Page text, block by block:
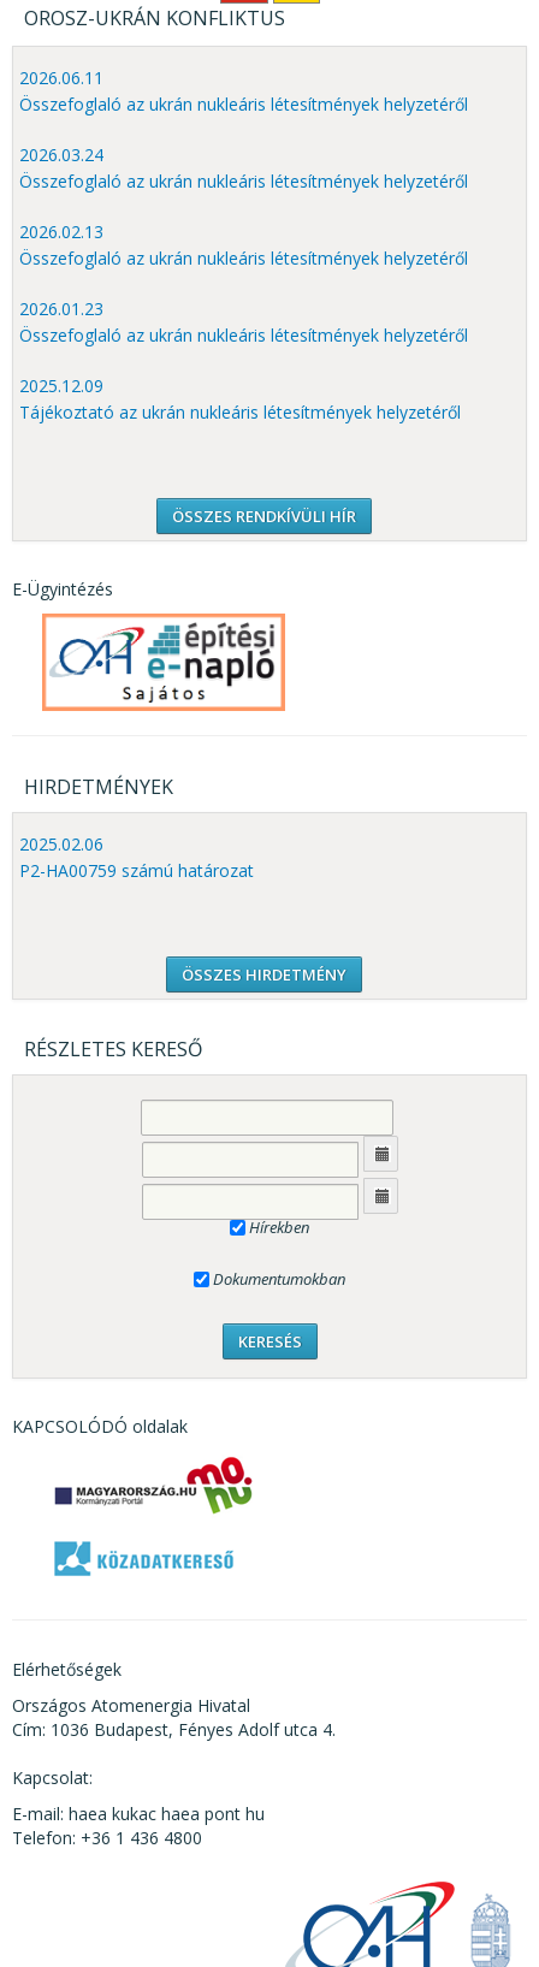
OROSZ-UKRÁN KONFLIKTUS
2026.06.11
Összefoglaló az ukrán nukleáris létesítmények helyzetéről
2026.03.24
Összefoglaló az ukrán nukleáris létesítmények helyzetéről
2026.02.13
Összefoglaló az ukrán nukleáris létesítmények helyzetéről
2026.01.23
Összefoglaló az ukrán nukleáris létesítmények helyzetéről
2025.12.09
Tájékoztató az ukrán nukleáris létesítmények helyzetéről
ÖSSZES RENDKÍVÜLI HÍR
E-Ügyintézés
HIRDETMÉNYEK
2025.02.06
P2-HA00759 számú határozat
ÖSSZES HIRDETMÉNY
RÉSZLETES KERESŐ
Hírekben
Dokumentumokban
KAPCSOLÓDÓ oldalak
Elérhetőségek
Országos Atomenergia Hivatal
Cím: 1036 Budapest, Fényes Adolf utca 4.
Kapcsolat:
E-mail: haea kukac haea pont hu
Telefon: +36 1 436 4800